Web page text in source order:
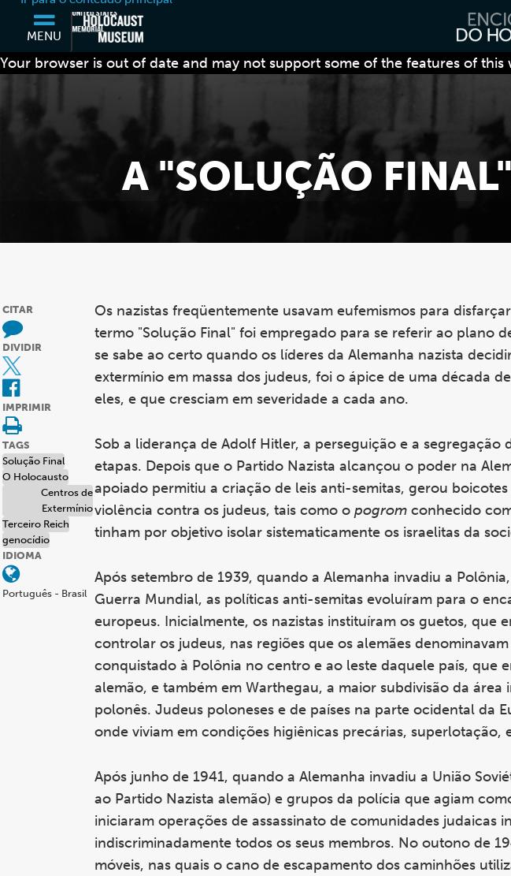
MENU
Your browser is out of date and may not support some of the features of
A "SOLUÇÃO
CITAR
DIVIDIR
IMPRIMIR
TAGS
Solução Final
O Holocausto
Centros de
Extermínio
Terceiro Reich
genocídio
IDIOMA
Português - Brasil
Os nazistas freqüentemente usavam eufemismos para
termo "Solução Final" foi empregado para se referir ao plano
se sabe ao certo quando os líderes da Alemanha nazista
extermínio em massa dos judeus, foi o ápice de uma década
eles, e que cresciam em severidade a cada ano.
Sob a liderança de Adolf Hitler, a perseguição e a
etapas. Depois que o Partido Nazista alcançou o poder na
apoiado permitiu a criação de leis anti-semitas, gerou
violência contra os judeus, tais como o pogrom conhecido
tinham por objetivo isolar sistematicamente os israelitas da
Após setembro de 1939, quando a Alemanha invadiu a
Guerra Mundial, as políticas anti-semitas evoluíram para o
europeus. Inicialmente, os nazistas instituíram os guetos, que
controlar os judeus, nas regiões que os alemães denominavam
conquistado à Polônia no centro e ao leste daquele país, que
alemão, e também em Warthegau, a maior subdivisão da
polonês. Judeus poloneses e de países na parte ocidental da
onde viviam em condições higiênicas precárias, superlotação,
Após junho de 1941, quando a Alemanha invadiu a União
ao Partido Nazista alemão) e grupos da polícia que agiam
iniciaram operações de assassinato de comunidades judaicas
indiscriminadamente todos os seus membros. No outono de
móveis, nas quais o cano de escapamento dos caminhões